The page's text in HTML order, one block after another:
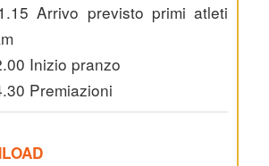
Arrivo previsto primi atleti
Inizio pranzo
Premiazioni